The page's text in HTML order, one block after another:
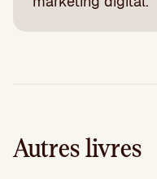
Autres livres